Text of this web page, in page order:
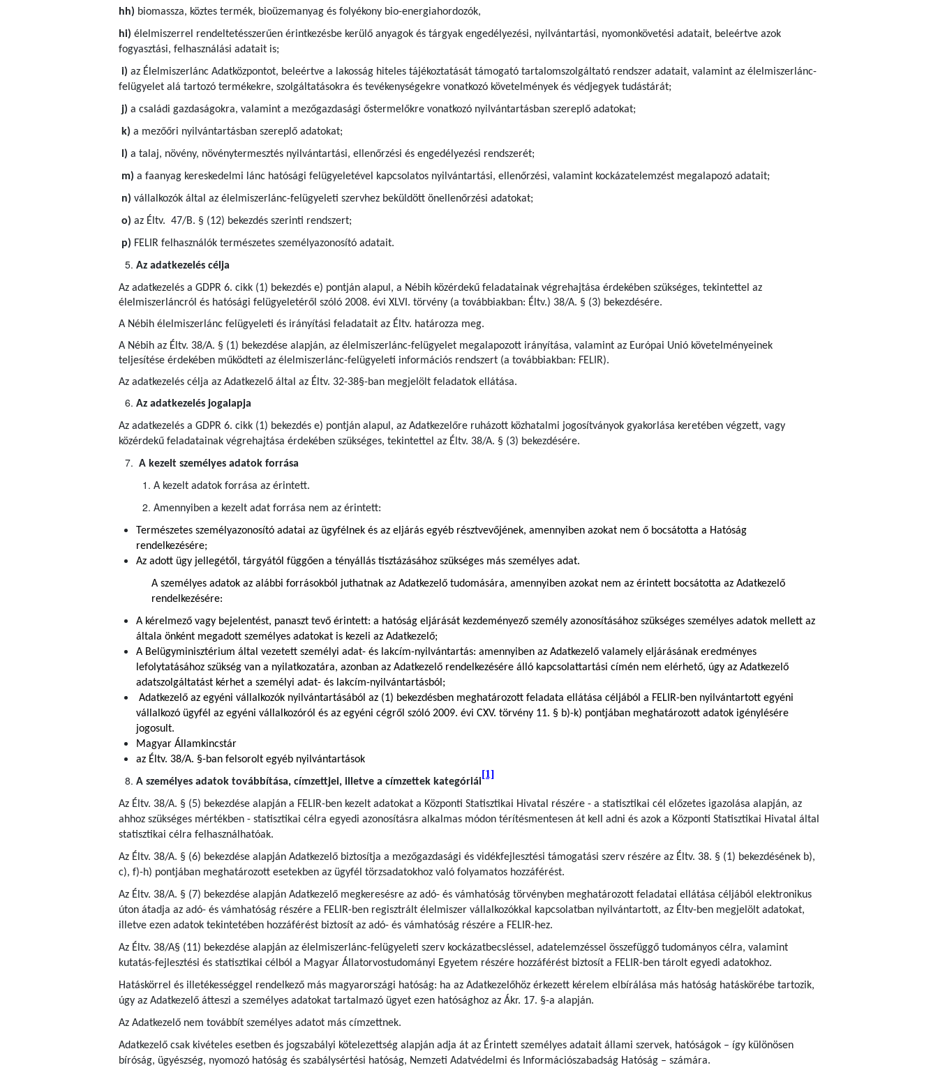
hh) biomassza, köztes termék, bioüzemanyag és folyékony bio-energiahordozók,
hi) élelmiszerrel rendeltetésszerűen érintkezésbe kerülő anyagok és tárgyak engedélyezési, nyilvántartási, nyomonkövetési adatait, beleértve azok
fogyasztási, felhasználási adatait is;
i) az Élelmiszerlánc Adatközpontot, beleértve a lakosság hiteles tájékoztatását támogató tartalomszolgáltató rendszer adatait, valamint az élelmiszerlánc-
felügyelet alá tartozó termékekre, szolgáltatásokra és tevékenységekre vonatkozó követelmények és védjegyek tudástárát;
j) a családi gazdaságokra, valamint a mezőgazdasági őstermelőkre vonatkozó nyilvántartásban szereplő adatokat;
k) a mezőőri nyilvántartásban szereplő adatokat;
l) a talaj, növény, növénytermesztés nyilvántartási, ellenőrzési és engedélyezési rendszerét;
m) a faanyag kereskedelmi lánc hatósági felügyeletével kapcsolatos nyilvántartási, ellenőrzési, valamint kockázatelemzést megalapozó adatait;
n) vállalkozók által az élelmiszerlánc-felügyeleti szervhez beküldött önellenőrzési adatokat;
o) az Éltv. 47/B. § (12) bekezdés szerinti rendszert;
p) FELIR felhasználók természetes személyazonosító adatait.
Az adatkezelés célja
Az adatkezelés a GDPR 6. cikk (1) bekezdés e) pontján alapul, a Nébih közérdekű feladatainak végrehajtása érdekében szükséges, tekintettel az
élelmiszerláncról és hatósági felügyeletéről szóló 2008. évi XLVI. törvény (a továbbiakban: Éltv.) 38/A. § (3) bekezdésére.
A Nébih élelmiszerlánc felügyeleti és irányítási feladatait az Éltv. határozza meg.
A Nébih az Éltv. 38/A. § (1) bekezdése alapján, az élelmiszerlánc-felügyelet megalapozott irányítása, valamint az Európai Unió követelményeinek
teljesítése érdekében működteti az élelmiszerlánc-felügyeleti információs rendszert (a továbbiakban: FELIR).
Az adatkezelés célja az Adatkezelő által az Éltv. 32-38§-ban megjelölt feladatok ellátása.
Az adatkezelés jogalapja
Az adatkezelés a GDPR 6. cikk (1) bekezdés e) pontján alapul, az Adatkezelőre ruházott közhatalmi jogosítványok gyakorlása keretében végzett, vagy
közérdekű feladatainak végrehajtása érdekében szükséges, tekintettel az Éltv. 38/A. § (3) bekezdésére.
A kezelt személyes adatok forrása
A kezelt adatok forrása az érintett.
Amennyiben a kezelt adat forrása nem az érintett:
Természetes személyazonosító adatai az ügyfélnek és az eljárás egyéb résztvevőjének, amennyiben azokat nem ő bocsátotta a Hatóság
rendelkezésére;
Az adott ügy jellegétől, tárgyától függően a tényállás tisztázásához szükséges más személyes adat.
A személyes adatok az alábbi forrásokból juthatnak az Adatkezelő tudomására, amennyiben azokat nem az érintett bocsátotta az Adatkezelő
rendelkezésére:
A kérelmező vagy bejelentést, panaszt tevő érintett: a hatóság eljárását kezdeményező személy azonosításához szükséges személyes adatok mellett az
általa önként megadott személyes adatokat is kezeli az Adatkezelő;
A Belügyminisztérium által vezetett személyi adat- és lakcím-nyilvántartás: amennyiben az Adatkezelő valamely eljárásának eredményes
lefolytatásához szükség van a nyilatkozatára, azonban az Adatkezelő rendelkezésére álló kapcsolattartási címén nem elérhető, úgy az Adatkezelő
adatszolgáltatást kérhet a személyi adat- és lakcím-nyilvántartásból;
Adatkezelő az egyéni vállalkozók nyilvántartásából az (1) bekezdésben meghatározott feladata ellátása céljából a FELIR-ben nyilvántartott egyéni
vállalkozó ügyfél az egyéni vállalkozóról és az egyéni cégről szóló 2009. évi CXV. törvény 11. § b)-k) pontjában meghatározott adatok igénylésére
jogosult.
Magyar Államkincstár
az Éltv. 38/A. §-ban felsorolt egyéb nyilvántartások
A személyes adatok továbbítása, címzettjei, illetve a címzettek kategóriái
[1]
Az Éltv. 38/A. § (5) bekezdése alapján a FELIR-ben kezelt adatokat a Központi Statisztikai Hivatal részére - a statisztikai cél előzetes igazolása alapján, az
ahhoz szükséges mértékben - statisztikai célra egyedi azonosításra alkalmas módon térítésmentesen át kell adni és azok a Központi Statisztikai Hivatal által
statisztikai célra felhasználhatóak.
Az Éltv. 38/A. § (6) bekezdése alapján Adatkezelő biztosítja a mezőgazdasági és vidékfejlesztési támogatási szerv részére az Éltv. 38. § (1) bekezdésének b),
c), f)-h) pontjában meghatározott esetekben az ügyfél törzsadatokhoz való folyamatos hozzáférést.
Az Éltv. 38/A. § (7) bekezdése alapján Adatkezelő megkeresésre az adó- és vámhatóság törvényben meghatározott feladatai ellátása céljából elektronikus
úton átadja az adó- és vámhatóság részére a FELIR-ben regisztrált élelmiszer vállalkozókkal kapcsolatban nyilvántartott, az Éltv-ben megjelölt adatokat,
illetve ezen adatok tekintetében hozzáférést biztosít az adó- és vámhatóság részére a FELIR-hez.
Az Éltv. 38/A§ (11) bekezdése alapján az élelmiszerlánc-felügyeleti szerv kockázatbecsléssel, adatelemzéssel összefüggő tudományos célra, valamint
kutatás-fejlesztési és statisztikai célból a Magyar Állatorvostudományi Egyetem részére hozzáférést biztosít a FELIR-ben tárolt egyedi adatokhoz.
Hatáskörrel és illetékességgel rendelkező más magyarországi hatóság: ha az Adatkezelőhöz érkezett kérelem elbírálása más hatóság hatáskörébe tartozik,
úgy az Adatkezelő átteszi a személyes adatokat tartalmazó ügyet ezen hatósághoz az Ákr. 17. §-a alapján.
Az Adatkezelő nem továbbít személyes adatot más címzettnek.
Adatkezelő csak kivételes esetben és jogszabályi kötelezettség alapján adja át az Érintett személyes adatait állami szervek, hatóságok – így különösen
bíróság, ügyészség, nyomozó hatóság és szabálysértési hatóság, Nemzeti Adatvédelmi és Információszabadság Hatóság – számára.